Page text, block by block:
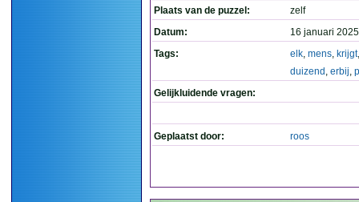
Plaats van de puzzel:
zelf
Datum:
16 januari
Tags:
elk, mens, krijgt
duizend , erbij,
Gelijkluidende vragen:
Geplaatst door: roos